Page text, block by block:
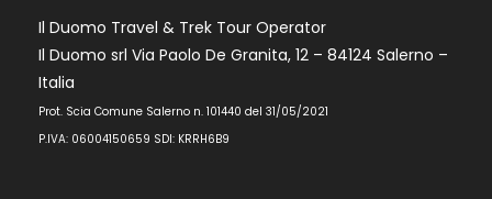
Il Duomo Travel & Trek Tour Operator
Il Duomo srl Via Paolo De Granita, 12 – 84124 Salerno –
Italia
Prot. Scia Comune Salerno n. 101440 del 31/05/2021
P.IVA: 06004150659 SDI: KRRH6B9